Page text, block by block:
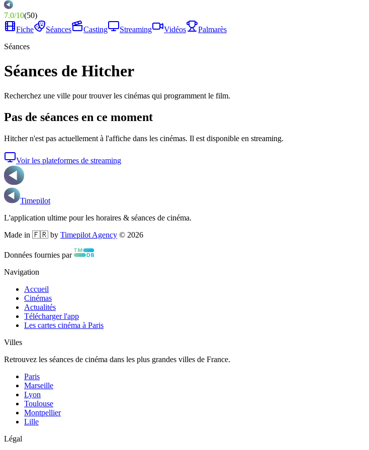
7.0/10(50)
Fiche
Séances Casting Streaming Vidéos
Palmarès
Séances
Séances de Hitcher
Recherchez une ville pour trouver les cinémas qui programment le film.
Pas de séances en ce moment
Hitchern'est pas actuellement à l'affiche dans les cinémas. Il est disponible en streaming.
Voir les plateformes de streaming
Timepilot
L'application ultime pour les horaires & séances de cinéma.
Made in 🇫🇷 by Timepilot Agency © 2026
Données fournies par
Navigation
Accueil
Cinémas
Actualités
Télécharger l'app
Les cartes cinéma à Paris
Villes
Retrouvez les séances de cinéma dans les plus grandes villes de France.
Paris
Marseille
Lyon
Toulouse
Montpellier
Lille
Légal